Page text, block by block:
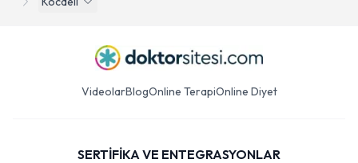
VideolarBlogOnline TerapiOnline Diyet
SERTİFİKA VE ENTEGRASYONLAR